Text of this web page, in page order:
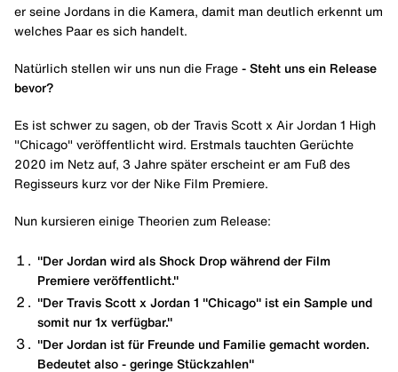
er seine Jordans in die Kamera, damit man deutlich erkennt um
welches Paar es sich handelt.
Natürlich stellen wir uns nun die Frage - Steht uns ein Release
bevor?
Es ist schwer zu sagen, ob der Travis Scott x Air Jordan 1 High
"Chicago" veröffentlicht wird. Erstmals tauchten Gerüchte
2020 im Netz auf, 3 Jahre später erscheint er am Fuß des
Regisseurs kurz vor der Nike Film Premiere.
Nun kursieren einige Theorien zum Release:
"Der Jordan wird als Shock Drop während der Film
Premiere veröffentlicht."
"Der Travis Scott x Jordan 1 "Chicago" ist ein Sample und
somit nur 1x verfügbar."
"Der Jordan ist für Freunde und Familie gemacht worden.
Bedeutet also - geringe Stückzahlen"